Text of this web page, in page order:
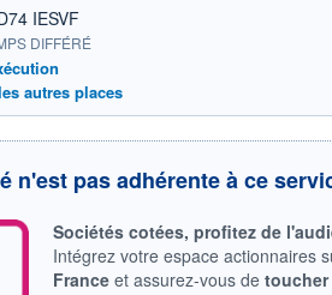
IESVF
DIFFÉRÉ
autres places
n'est pas adhérente à ce
Sociétés cotées, profitez de
Intégrez votre espace actionnaires
France et assurez-vous de